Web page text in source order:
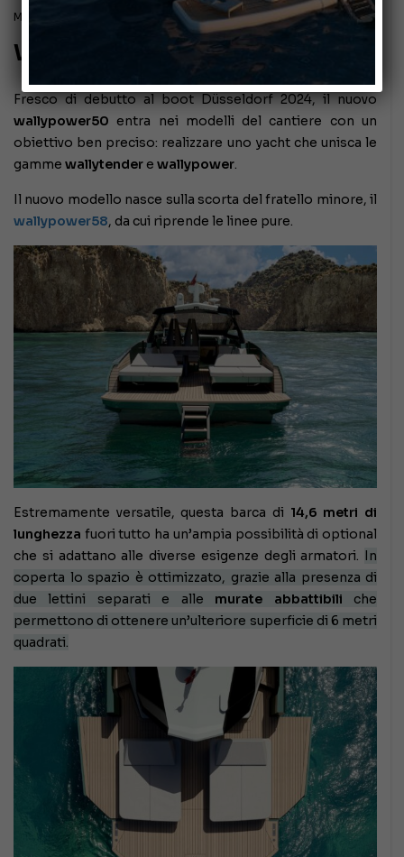
Marzo 4, 2024
Wally lancia il wallypower50
Fresco di debutto al boot Düsseldorf 2024, il nuovo
wallypower50 entra nei modelli del cantiere con un
obiettivo ben preciso: realizzare uno yacht che unisca le
gamme wallytender e wallypower.
Il nuovo modello nasce sulla scorta del fratello minore, il
wallypower58, da cui riprende le linee pure.
Estremamente versatile, questa barca di 14,6 metri di
lunghezza fuori tutto ha un’ampia possibilità di optional
che si adattano alle diverse esigenze degli armatori. In
coperta lo spazio è ottimizzato, grazie alla presenza di
due lettini separati e alle murate abbattibili che
permettono di ottenere un’ulteriore superficie di 6 metri
quadrati.